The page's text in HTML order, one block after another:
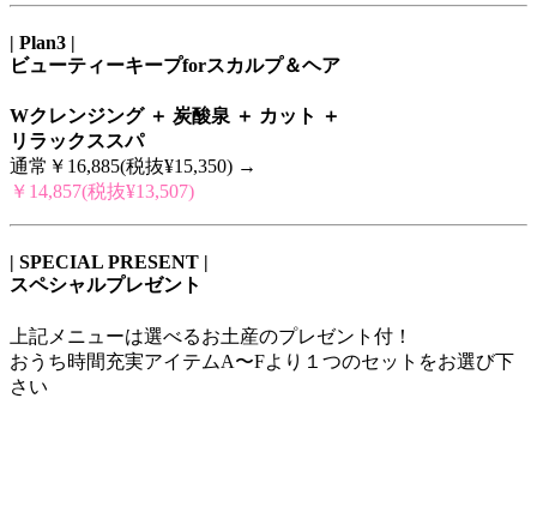
| Plan3 |
ビューティーキープforスカルプ＆ヘア
Wクレンジング ＋ 炭酸泉 ＋ カット ＋
リラックススパ
通常￥16,885(税抜¥15,350) →
￥14,857(税抜¥13,507)
| SPECIAL PRESENT |
スペシャルプレゼント
上記メニューは選べるお土産のプレゼント付！
おうち時間充実アイテムA〜Fより１つのセットをお選び下
さい